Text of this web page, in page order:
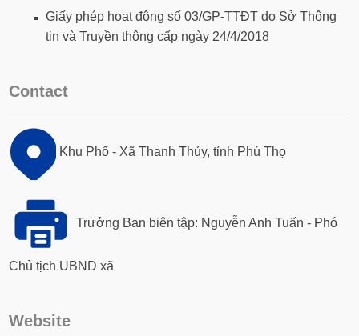
Giấy phép hoạt động số 03/GP-TTĐT do Sở Thông
tin và Truyền thông cấp ngày 24/4/2018
Contact
Khu Phố - Xã Thanh Thủy, tỉnh Phú Thọ
Trưởng Ban biên tập: Nguyễn Anh Tuấn - Phó
Chủ tịch UBND xã
Website